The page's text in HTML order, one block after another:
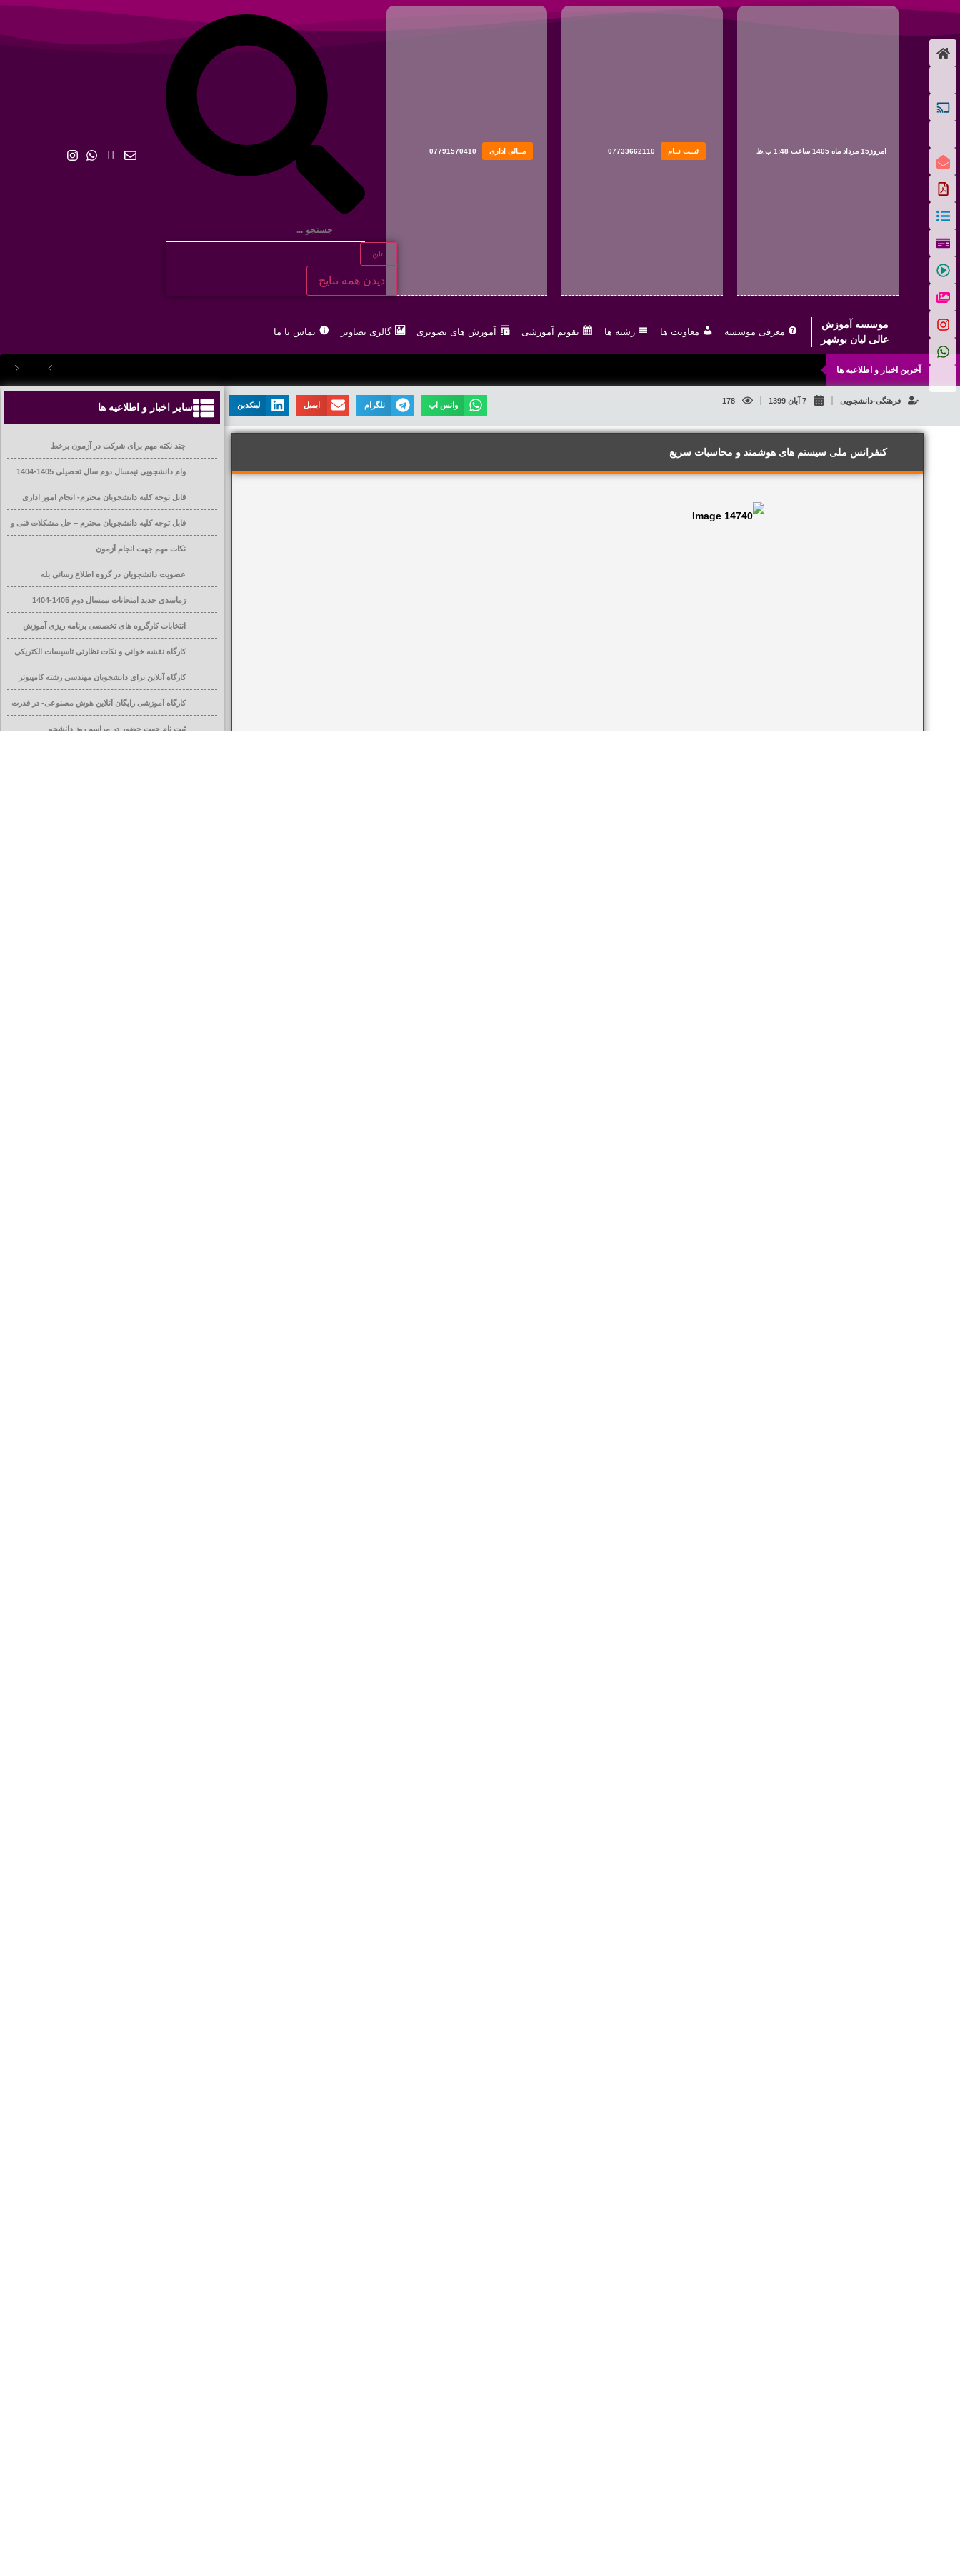
امروز15 مرداد ماه 1405 ساعت 1:48 ب.ظ 07733662110 ثبــت نــام 07791570410 مــالی اداری
نتایج
دیدن همه نتایج
موسسه آموزش
عالی لیان بوشهر
معرفی موسسه معاونت ها رشته ها تقویم آموزشی آموزش های تصویری گالری تصاویر تماس با ما
آخرین اخبار و اطلاعیه ها
فرهنگی-دانشجویی 7 آبان 1399 178
واتس اپ تلگرام ایمیل لینکدین
کنفرانس ملی سیستم های هوشمند و محاسبات سریع
سایر اخبار و اطلاعیه ها
چند نکته مهم برای شرکت در آزمون برخط
وام دانشجویی نیمسال دوم سال تحصیلی 1405-1404
قابل توجه کلیه دانشجویان محترم- انجام امور اداری
قابل توجه کلیه دانشجویان محترم – حل مشکلات فنی و
آموزشی
نکات مهم جهت انجام آزمون
عضویت دانشجویان در گروه اطلاع رسانی بله
زمانبندی جدید امتحانات نیمسال دوم 1405-1404
انتخابات کارگروه های تخصصی برنامه ریزی آموزش
عالی دانشگاه ها و موسسات آموزش عالی
کارگاه نقشه خوانی و نکات نظارتی تاسیسات الکتریکی
ساختمان
کارگاه آنلاین برای دانشجویان مهندسی رشته کامپیوتر
کارگاه آموزشی رایگان آنلاین هوش مصنوعی- در قدرت
افزایی تحصیلی
ثبت نام جهت حضور در مراسم روز دانشجو